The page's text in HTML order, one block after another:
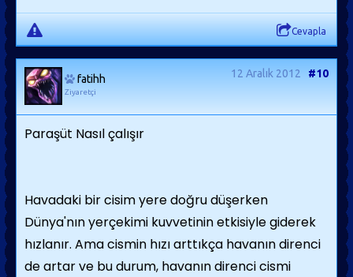
Cevapla
fatihh
Ziyaretçi
12 Aralık 2012 #10
Paraşüt Nasıl çalışır
Havadaki bir cisim yere doğru düşerken
Dünya'nın yerçekimi kuvvetinin etkisiyle giderek
hızlanır. Ama cismin hızı arttıkça havanın direnci
de artar ve bu durum, havanın direnci cismi